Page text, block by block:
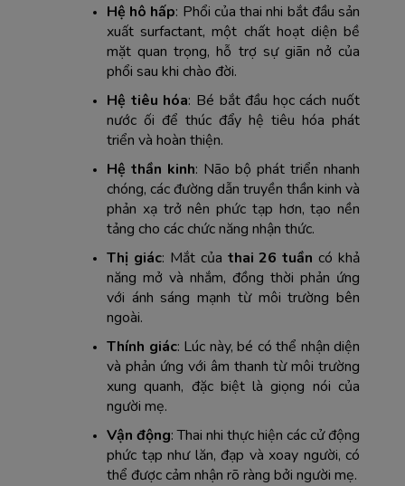
Hệ hô hấp: Phổi của thai nhi bắt đầu sản
xuất surfactant, một chất hoạt diện bề
mặt quan trọng, hỗ trợ sự giãn nở của
phổi sau khi chào đời.
Hệ tiêu hóa: Bé bắt đầu học cách nuốt
nước ối để thúc đẩy hệ tiêu hóa phát
triển và hoàn thiện.
Hệ thần kinh: Não bộ phát triển nhanh
chóng, các đường dẫn truyền thần kinh và
phản xạ trở nên phức tạp hơn, tạo nền
tảng cho các chức năng nhận thức.
Thị giác: Mắt của thai 26 tuần có khả
năng mở và nhắm, đồng thời phản ứng
với ánh sáng mạnh từ môi trường bên
ngoài.
Thính giác: Lúc này, bé có thể nhận diện
và phản ứng với âm thanh từ môi trường
xung quanh, đặc biệt là giọng nói của
người mẹ.
Vận động: Thai nhi thực hiện các cử động
phức tạp như lăn, đạp và xoay người, có
thể được cảm nhận rõ ràng bởi người mẹ.